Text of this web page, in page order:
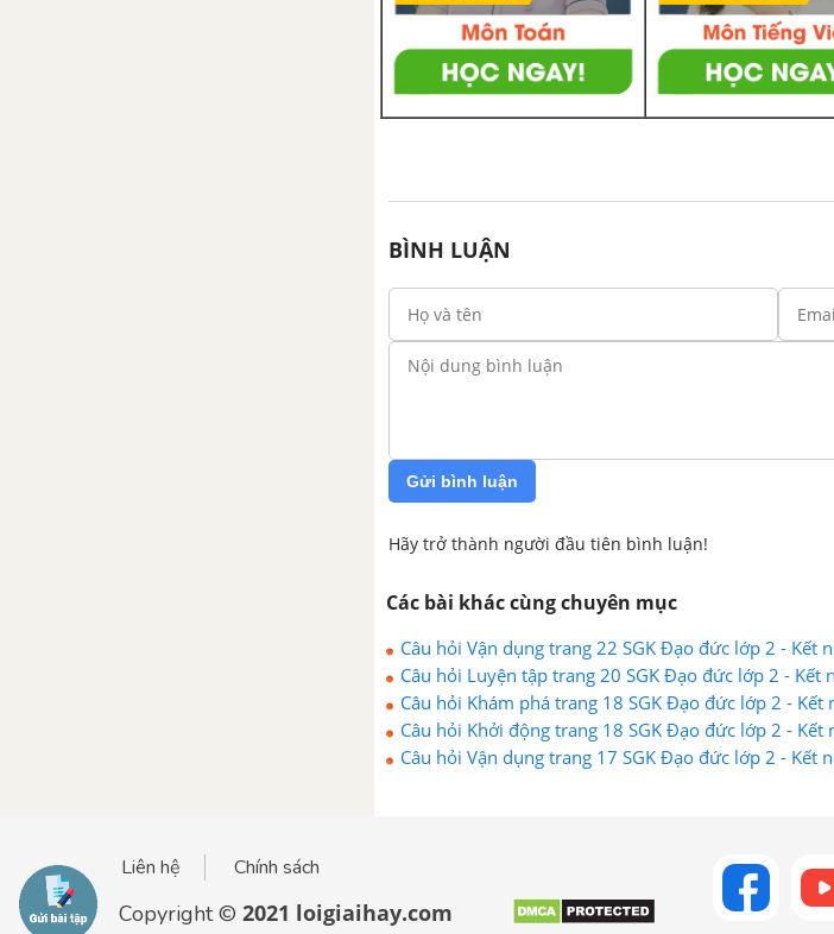
BÌNH LUẬN
Gửi bình luận
Hãy trở thành người đầu tiên bình luận!
Các bài khác cùng chuyên mục
Câu hỏi Vận dụng trang 22 SGK Đạo đức lớp 2 - Kết
Câu hỏi Luyện tập trang 20 SGK Đạo đức lớp 2 - Kết
Câu hỏi Khám phá trang 18 SGK Đạo đức lớp 2 -
Câu hỏi Khởi động trang 18 SGK Đạo đức lớp 2 -
Câu hỏi Vận dụng trang 17 SGK Đạo đức lớp 2 - Kết
Liên hệ Chính sách
Copyright © 2021 loigiaihay.com